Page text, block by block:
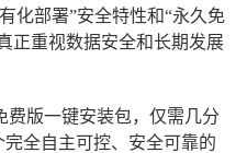
化部署”安全特性和“永久免
正重视数据安全和长期发展
费版一键安装包，仅需几分
全自主可控、安全可靠的